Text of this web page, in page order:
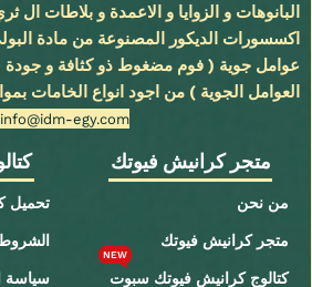
البانوهات و الزوايا و الاعمدة و بلاطات
اكسسورات الديكور المصنوعة من مادة
عوامل جوية ( فوم مضغوط ذو كثافة و جودة
العوامل الجوية ) من اجود انواع الخامات
info@idm-egy.com
متجر كرانيش فيوتك
من نحن
متجر كرانيش فيوتك
كتالوج كرانيش فيوتك سبوت
NEW
تحميل
سياسة